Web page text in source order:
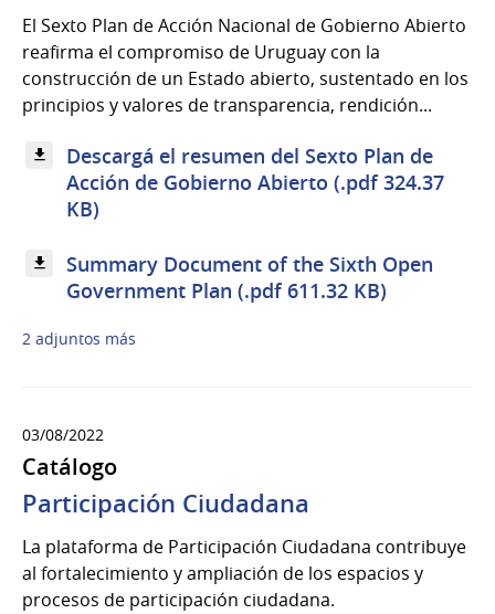
El Sexto Plan de Acción Nacional de Gobierno Abierto
reafirma el compromiso de Uruguay con la
construcción de un Estado abierto, sustentado en los
principios y valores de transparencia, rendición...
Descargá el resumen del Sexto Plan de
Acción de Gobierno Abierto (.pdf 324.37
KB)
Summary Document of the Sixth Open
Government Plan (.pdf 611.32 KB)
2 adjuntos más
03/08/2022
Catálogo
Participación Ciudadana
La plataforma de Participación Ciudadana contribuye
al fortalecimiento y ampliación de los espacios y
procesos de participación ciudadana.